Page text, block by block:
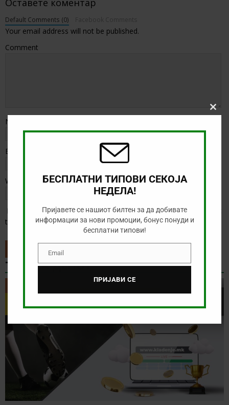
Default Comments (0)
Your email address will not be published.
Comment
Name
Email
Website
Save my name, email, and website in this browser for the next
time I comment.
ТИП НА ДЕНОТ
БЕСПЛАТНИ ТИПОВИ СЕКОЈА
НЕДЕЛА!
Пријавете се нашиот билтен за да добивате
информации за нови промоции, бонус понуди и
бесплатни типови!
EmailEmail
ПРИЈАВИ СЕ